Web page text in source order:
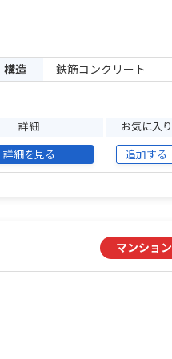
構造 鉄筋コンクリート
詳細 お気に入り
詳細を見る 追加する
マンション